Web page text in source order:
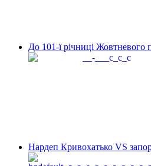
До 101-ї річниці Жовтневого
Нардеп Кривохатько VS